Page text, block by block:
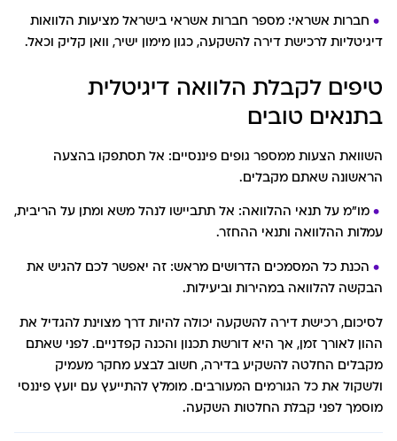
חברות אשראי: מספר חברות אשראי בישראל מציעות הלוואות
דיגיטליות לרכישת דירה להשקעה, כגון מימון ישיר, וואן קליק וכאל.
טיפים לקבלת הלוואה דיגיטלית
בתנאים טובים
השוואת הצעות ממספר גופים פיננסיים: אל תסתפקו בהצעה
הראשונה שאתם מקבלים.
מו"מ על תנאי ההלוואה: אל תתביישו לנהל משא ומתן על הריבית,
עמלות ההלוואה ותנאי ההחזר.
הכנת כל המסמכים הדרושים מראש: זה יאפשר לכם להגיש את
הבקשה להלוואה במהירות וביעילות.
לסיכום, רכישת דירה להשקעה יכולה להיות דרך מצוינת להגדיל את
ההון לאורך זמן, אך היא דורשת תכנון והכנה קפדניים. לפני שאתם
מקבלים החלטה להשקיע בדירה, חשוב לבצע מחקר מעמיק
ולשקול את כל הגורמים המעורבים. מומלץ להתייעץ עם יועץ פיננסי
מוסמך לפני קבלת החלטות השקעה.